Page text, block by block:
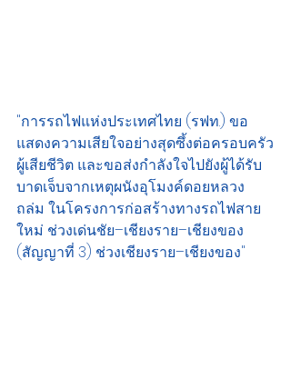
"การรถไฟแห่งประเทศไทย (รฟท.) ขอ
แสดงความเสียใจอย่างสุดซึ้งต่อครอบครัว
ผู้เสียชีวิต และขอส่งกำลังใจไปยังผู้ได้รับ
บาดเจ็บจากเหตุผนังอุโมงค์ดอยหลวง
ถล่ม ในโครงการก่อสร้างทางรถไฟสาย
ใหม่ ช่วงเด่นชัย–เชียงราย–เชียงของ
(สัญญาที่ 3) ช่วงเชียงราย–เชียงของ"